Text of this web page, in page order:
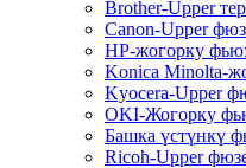
Brother-Upper
Canon-Upper
HP-жогорку
Konica Minolta-
Kyocera-Upper
OKI-Жогорку
Башка үстүнкү
Ricoh-Upper